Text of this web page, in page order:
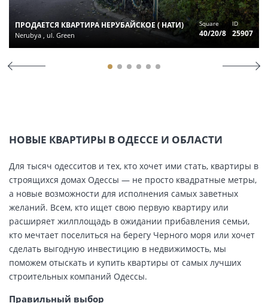
ПРОДАЕТСЯ КВАРТИРА НЕРУБАЙСКОЕ ( НАТИ)
Nerubya , ul. Green
Square
40/20/8
ID
25907
НОВЫЕ КВАРТИРЫ В ОДЕССЕ И ОБЛАСТИ
Для тысяч одесситов и тех, кто хочет ими стать, квартиры в
строящихся домах Одессы — не просто квадратные метры,
а новые возможности для исполнения самых заветных
желаний. Всем, кто ищет свою первую квартиру или
расширяет жилплощадь в ожидании прибавления семьи,
кто мечтает поселиться на берегу Черного моря или хочет
сделать выгодную инвестицию в недвижимость, мы
поможем отыскать и купить квартиры от самых лучших
строительных компаний Одессы.
Правильный выбор